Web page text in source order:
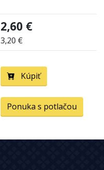
2,60 €
3,20 €
Kúpiť
Ponuka s potlačou